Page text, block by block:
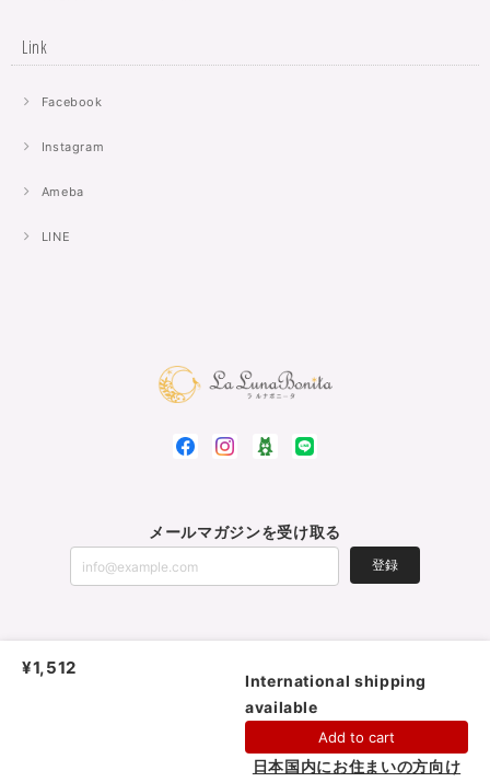
Link
Facebook
Instagram
Ameba
LINE
メールマガジンを受け取る
登録
オーガニック布ナプキン La Luna Bonita*ラルナボニータ |
シー | 特定商取引法に基づく表記 会員規約
¥1,512
International shipping
available
Add to cart
日本国内にお住まいの方向け
ショップに質問する